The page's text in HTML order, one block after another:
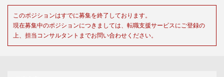
このポジションはすでに募集を終了しております。
現在募集中のポジションにつきましては、転職支援サービスにご登録の
上、担当コンサルタントまでお問い合わせください。